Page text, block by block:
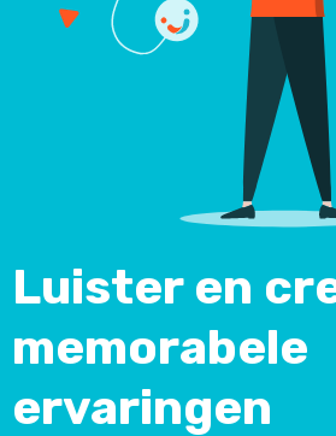
Luister en
memorabele
ervaringen